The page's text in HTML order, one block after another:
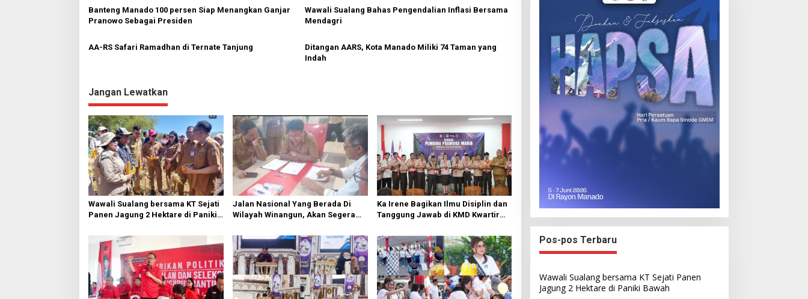
Banteng Manado 100 persen Siap Menangkan Ganjar
Pranowo Sebagai Presiden
Wawali Sualang Bahas Pengendalian Inflasi Bersama
Mendagri
AA-RS Safari Ramadhan di Ternate Tanjung
Ditangan AARS, Kota Manado Miliki 74 Taman yang
Indah
Jangan Lewatkan
Wawali Sualang bersama KT Sejati
Panen Jagung 2 Hektare di Paniki
Jalan Nasional Yang Berada Di
Wilayah Winangun, Akan Segera
Ka Irene Bagikan Ilmu Disiplin dan
Tanggung Jawab di KMD Kwartir
Pos-pos Terbaru
Wawali Sualang bersama KT Sejati Panen
Jagung 2 Hektare di Paniki Bawah